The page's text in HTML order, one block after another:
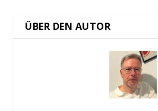
ÜBER DEN AUTOR